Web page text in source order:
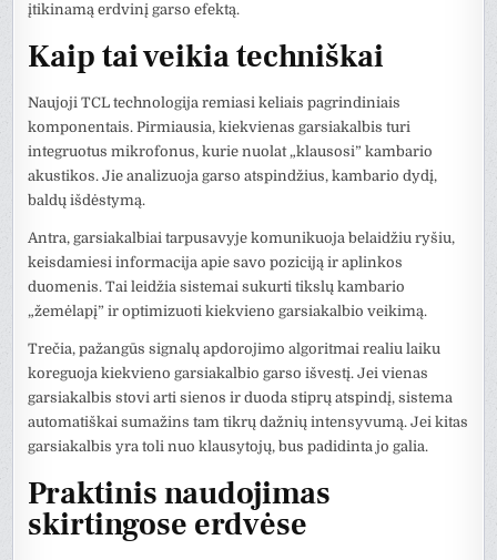
įtikinamą erdvinį garso efektą.
Kaip tai veikia techniškai
Naujoji TCL technologija remiasi keliais pagrindiniais
komponentais. Pirmiausia, kiekvienas garsiakalbis turi
integruotus mikrofonus, kurie nuolat „klausosi” kambario
akustikos. Jie analizuoja garso atspindžius, kambario dydį,
baldų išdėstymą.
Antra, garsiakalbiai tarpusavyje komunikuoja belaidžiu ryšiu,
keisdamiesi informacija apie savo poziciją ir aplinkos
duomenis. Tai leidžia sistemai sukurti tikslų kambario
„žemėlapį” ir optimizuoti kiekvieno garsiakalbio veikimą.
Trečia, pažangūs signalų apdorojimo algoritmai realiu laiku
koreguoja kiekvieno garsiakalbio garso išvestį. Jei vienas
garsiakalbis stovi arti sienos ir duoda stiprų atspindį, sistema
automatiškai sumažins tam tikrų dažnių intensyvumą. Jei kitas
garsiakalbis yra toli nuo klausytojų, bus padidinta jo galia.
Praktinis naudojimas
skirtingose erdvėse